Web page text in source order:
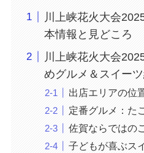
川上峡花火大会
本情報と見どころ
川上峡花火大会
めグルメ＆スイー
出店エリアの位
定番グルメ：た
佐賀ならではの
子どもが喜ぶス